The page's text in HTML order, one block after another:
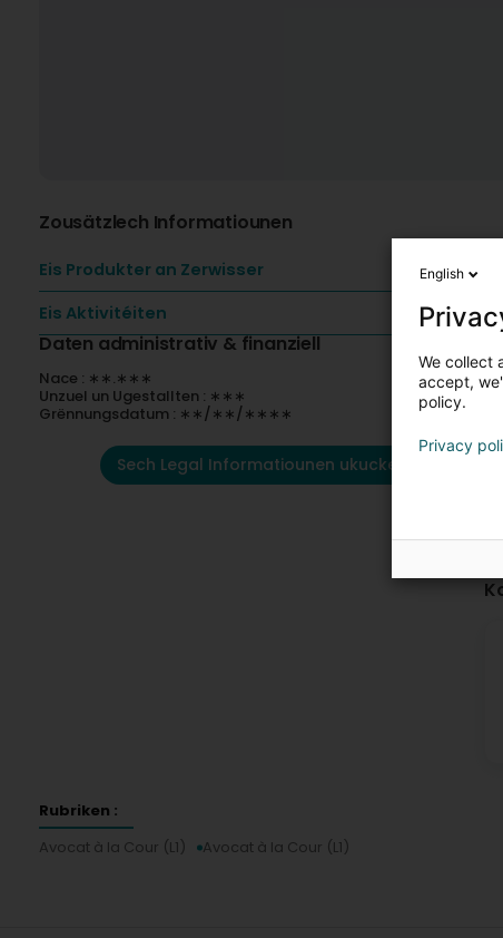
Zousätzlech Informatiounen
Eis Produkter an Zerwisser
Eis Aktivitéiten
Daten administrativ & finanziell
Nace : ∗∗.∗∗∗
Unzuel un Ugestallten : ∗∗∗
Grënnungsdatum : ∗∗/∗∗/∗∗∗∗
Sech Legal Informatiounen ukucken
Rubriken :
Avocat à la Cour (L1)
Avocat à la Cour (L1)
English
We collect
accept,
policy.
Privacy